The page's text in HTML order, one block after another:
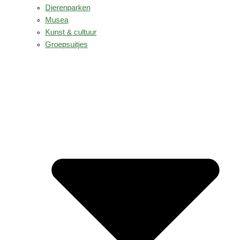
Dierenparken
Musea
Kunst & cultuur
Groepsuitjes